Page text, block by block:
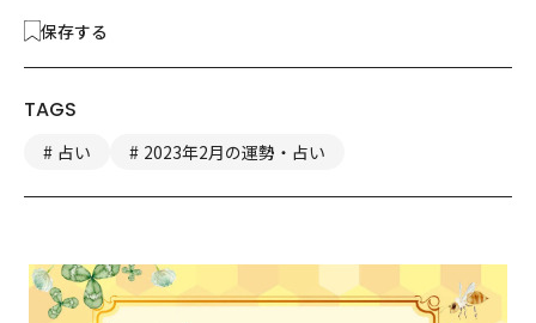
保存する
TAGS
占い 2023年2月の運勢・占い